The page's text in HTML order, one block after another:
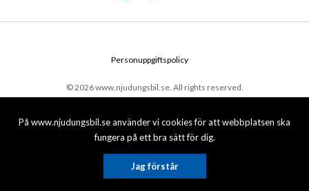
På www.njudungsbil.se använder vi cookies för att webbplatsen ska
fungera på ett bra sätt för dig.
Jag förstår
© 2026 www.njudungsbil.se. All rights reserved.
Personuppgiftspolicy